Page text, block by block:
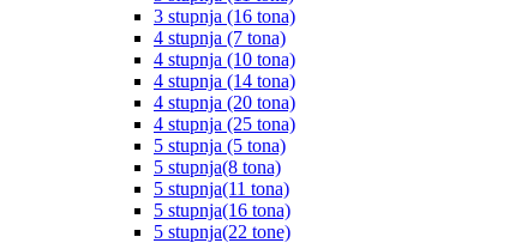
3 stupnja (16 tona)
4 stupnja (7 tona)
4 stupnja (10 tona)
4 stupnja (14 tona)
4 stupnja (20 tona)
4 stupnja (25 tona)
5 stupnja (5 tona)
5 stupnja(8 tona)
5 stupnja(11 tona)
5 stupnja(16 tona)
5 stupnja(22 tone)